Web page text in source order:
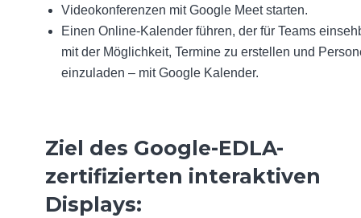
Videokonferenzen mit Google Meet starten.
Einen Online-Kalender führen, der für Teams
mit der Möglichkeit, Termine zu erstellen und
einzuladen – mit Google Kalender.
Ziel des Google-EDLA-
zertifizierten interaktiven
Displays: